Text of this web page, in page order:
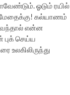
ஓடும் ரயில்
மேதைக்கு! கல்யாணம்
வந்தால் என்ன
புக் செய்ய
உலகிலிருந்து